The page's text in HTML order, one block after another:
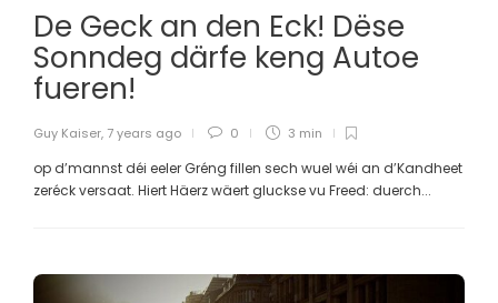
De Geck an den Eck! Dëse
Sonndeg därfe keng Autoe
fueren!
Guy Kaiser, 7 years ago 0 3 min
op d’mannst déi eeler Gréng fillen sech wuel wéi an d’Kandheet
zeréck versaat. Hiert Häerz wäert gluckse vu Freed: duerch...